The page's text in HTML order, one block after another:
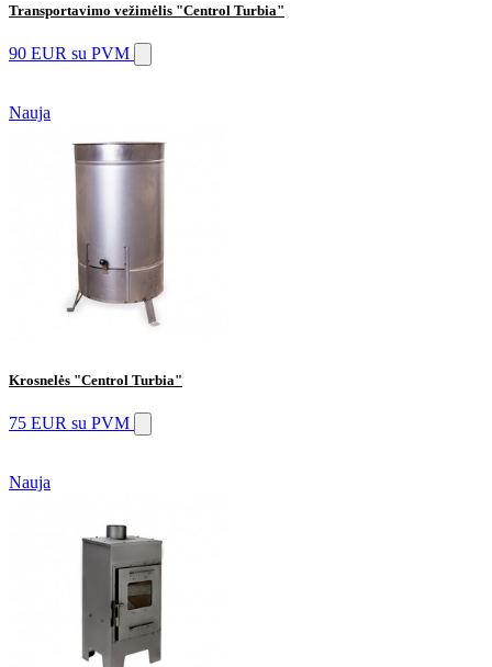
Transportavimo vežimėlis "Centrol Turbia"
90 EUR su PVM
Nauja
Krosnelės "Centrol Turbia"
75 EUR su PVM
Nauja